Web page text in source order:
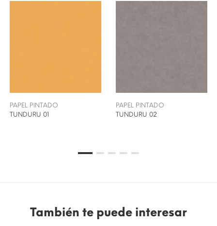
PAPEL PINTADO
TUNDURU 01
PAPEL PINTADO
TUNDURU 02
También te puede interesar